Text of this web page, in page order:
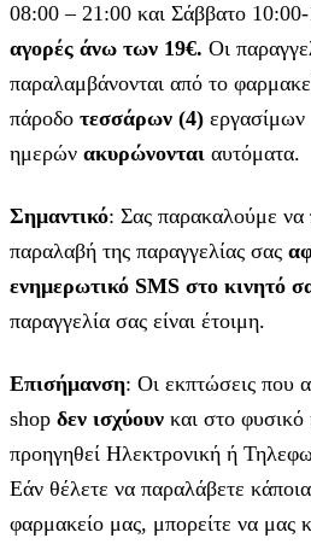
08:00 – 21:00 και Σάββατο
αγορές άνω των 19€. Οι
παραλαμβάνονται από το
πάροδο τεσσάρων (4) εργασίμων
ημερών ακυρώνονται αυτόματα.
Σημαντικό: Σας παρακαλούμε να
παραλαβή της παραγγελίας σας
ενημερωτικό SMS στο κινητό
παραγγελία σας είναι έτοιμη.
Επισήμανση: Οι εκπτώσεις που
shop δεν ισχύουν και στο φυσικό
προηγηθεί Ηλεκτρονική ή
Εάν θέλετε να παραλάβετε
φαρμακείο μας, μπορείτε να μας